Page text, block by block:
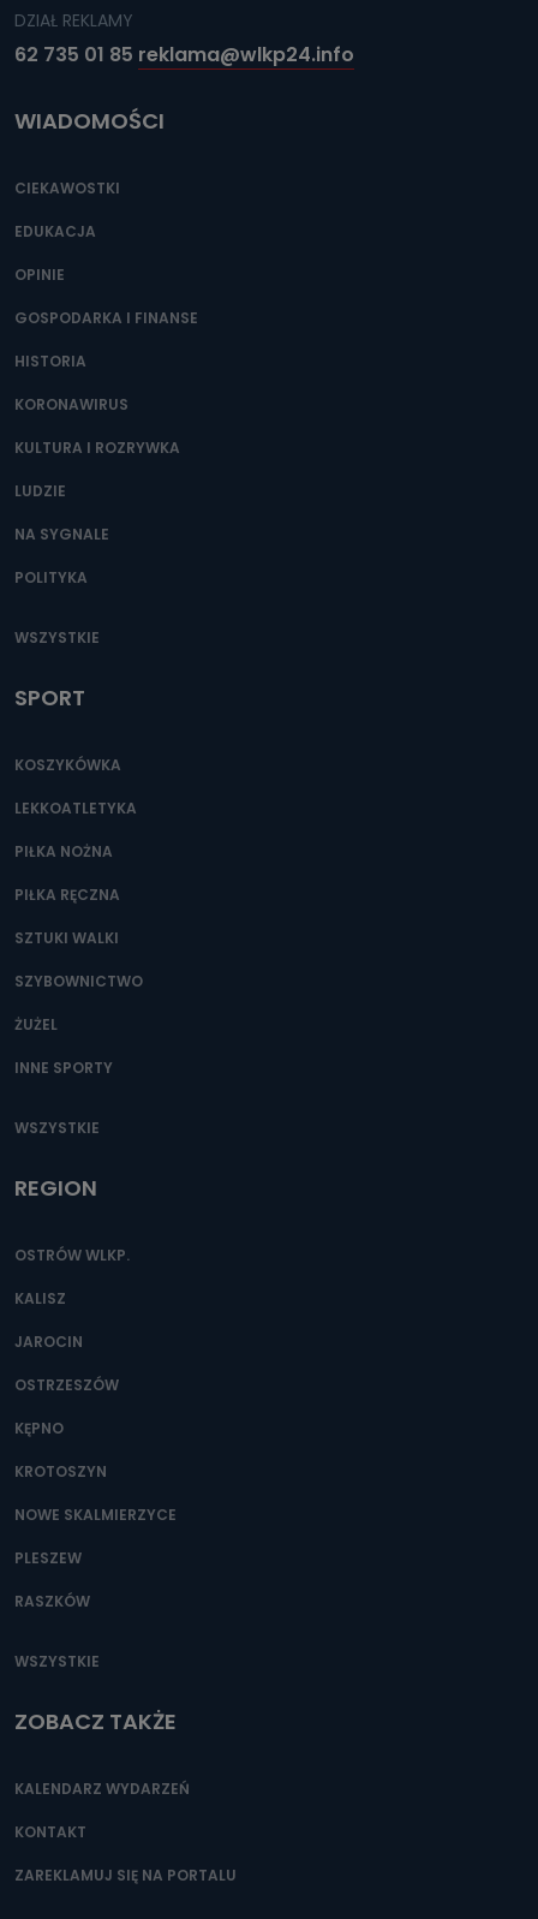
DZIAŁ REKLAMY
62 735 01 85 reklama@wlkp24.info
WIADOMOŚCI
CIEKAWOSTKI
EDUKACJA
OPINIE
GOSPODARKA I FINANSE
HISTORIA
KORONAWIRUS
KULTURA I ROZRYWKA
LUDZIE
NA SYGNALE
POLITYKA
WSZYSTKIE
SPORT
KOSZYKÓWKA
LEKKOATLETYKA
PIŁKA NOŻNA
PIŁKA RĘCZNA
SZTUKI WALKI
SZYBOWNICTWO
ŻUŻEL
INNE SPORTY
WSZYSTKIE
REGION
OSTRÓW WLKP.
KALISZ
JAROCIN
OSTRZESZÓW
KĘPNO
KROTOSZYN
NOWE SKALMIERZYCE
PLESZEW
RASZKÓW
WSZYSTKIE
ZOBACZ TAKŻE
KALENDARZ WYDARZEŃ
KONTAKT
ZAREKLAMUJ SIĘ NA PORTALU